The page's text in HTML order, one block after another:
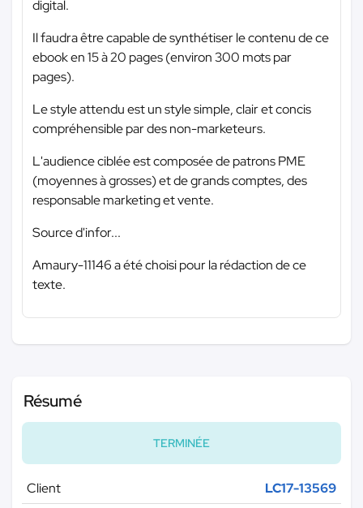
digital.
Il faudra être capable de synthétiser le contenu de ce
ebook en 15 à 20 pages (environ 300 mots par
pages).
Le style attendu est un style simple, clair et concis
compréhensible par des non-marketeurs.
L'audience ciblée est composée de patrons PME
(moyennes à grosses) et de grands comptes, des
responsable marketing et vente.
Source d'infor...
Amaury-11146 a été choisi pour la rédaction de ce
texte.
Résumé
TERMINÉE
Client
LC17-13569